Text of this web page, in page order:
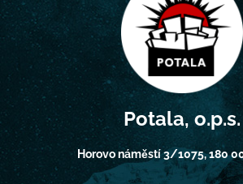
Potala, o.p.s.
Horovo náměstí 3/1075, 180